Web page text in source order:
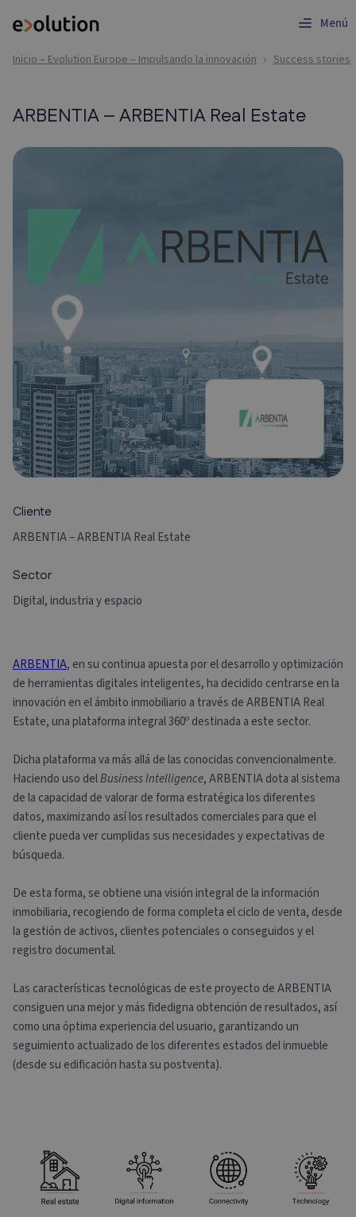
Menú
Inicio – Evolution Europe – Impulsando la innovación Success stories
ARBENTIA – ARBENTIA Real Estate
Cliente
ARBENTIA – ARBENTIA Real Estate
Sector
Digital, industria y espacio
ARBENTIA, en su continua apuesta por el desarrollo y optimización
de herramientas digitales inteligentes, ha decidido centrarse en la
innovación en el ámbito inmobiliario a través de ARBENTIA Real
Estate, una plataforma integral 360º destinada a este sector.
Dicha plataforma va más allá de las conocidas convencionalmente.
Haciendo uso delBusiness Intelligence, ARBENTIA dota al sistema
de la capacidad de valorar de forma estratégica los diferentes
datos, maximizando así los resultados comerciales para que el
cliente pueda ver cumplidas sus necesidades y expectativas de
búsqueda.
De esta forma, se obtiene una visión integral de la información
inmobiliaria, recogiendo de forma completa el ciclo de venta, desde
la gestión de activos, clientes potenciales o conseguidos y el
registro documental.
Las características tecnológicas de este proyecto de ARBENTIA
consiguen una mejor y más fidedigna obtención de resultados, así
como una óptima experiencia del usuario, garantizando un
seguimiento actualizado de los diferentes estados del inmueble
(desde su edificación hasta su postventa).